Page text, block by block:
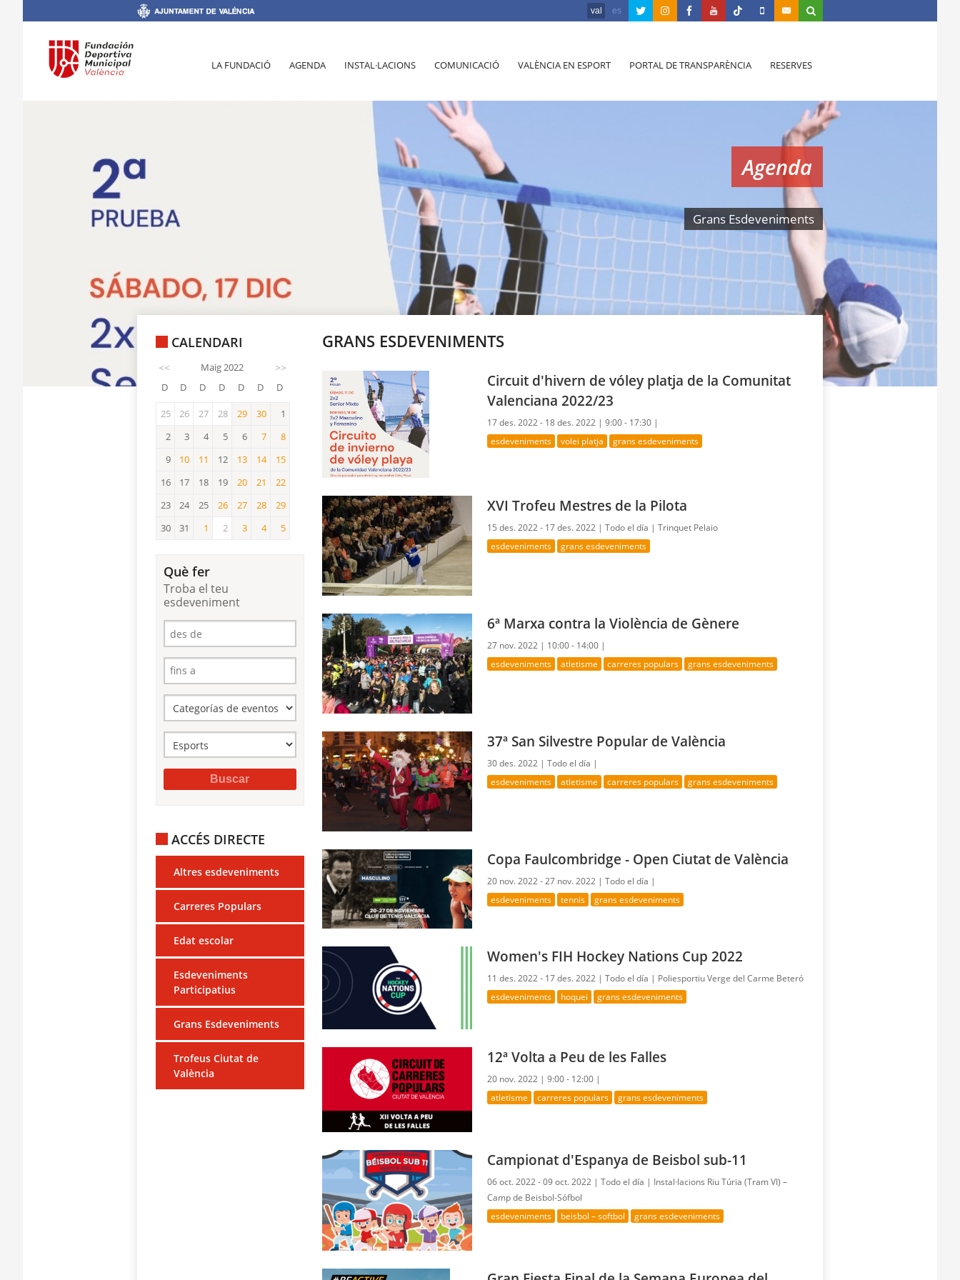
val es
LA FUNDACIÓ AGENDA INSTAL·LACIONS COMUNICACIÓ VALÈNCIA EN ESPORT PORTAL DE TRANSPARÈNCIA RESERVES
Agenda
Grans Esdeveniments
CALENDARI
<< Maig 2022 >>
D D D D D D D
25 26 27 28 29 30
1
2
3 4 5 6 7
7
8
8
9 10
10
11
11
12 13
13
14
14
15
15
16 17 18 19 20
20
21
21
22
22
23 24 25 26 27 28 29
30 31 1 2 3 4 5
Què fer
Troba el teu
esdeveniment
ACCÉS DIRECTE
Altres esdeveniments
Carreres Populars
Edat escolar
Esdeveniments
Participatius
Grans Esdeveniments
Trofeus Ciutat de
València
GRANS ESDEVENIMENTS
Circuit d'hivern de vóley platja de la Comunitat
Valenciana 2022/23
17 des. 2022 - 18 des. 2022 |9:00 - 17:30 |
esdeveniments volei platja grans esdeveniments
XVI Trofeu Mestres de la Pilota
15 des. 2022 - 17 des. 2022 |Todo el día |Trinquet Pelaio
esdeveniments grans esdeveniments
6ª Marxa contra la Violència de Gènere
27 nov. 2022 | 10:00 - 14:00 |
esdeveniments atletisme carreres populars grans esdeveniments
37ª San Silvestre Popular de València
30 des. 2022 |Todo el día |
esdeveniments atletisme carreres populars grans esdeveniments
Copa Faulcombridge - Open Ciutat de València
20 nov. 2022 - 27 nov. 2022 |Todo el día |
esdeveniments tennis grans esdeveniments
Women's FIH Hockey Nations Cup 2022
11 des. 2022 - 17 des. 2022 |Todo el día | Poliesportiu Verge del Carme Beteró
esdeveniments hoquei grans esdeveniments
12ª Volta a Peu de les Falles
20 nov. 2022 |9:00 - 12:00 |
atletisme carreres populars grans esdeveniments
Campionat d'Espanya de Beisbol sub-11
06 oct. 2022 - 09 oct. 2022 |Todo el día | Instal·lacions Riu Túria (Tram VI) –
Camp de Beisbol-Sófbol
esdeveniments beisbol – softbol grans esdeveniments